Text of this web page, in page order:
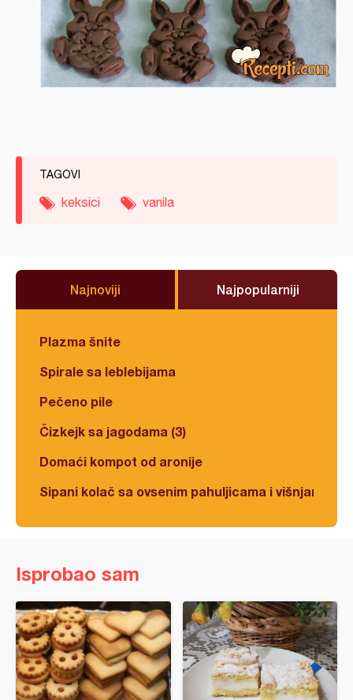
TAGOVI
keksici vanila
Najnoviji Najpopularniji
Plazma šnite
Spirale sa leblebijama
Pečeno pile
Čizkejk sa jagodama (3)
Domaći kompot od aronije
Sipani kolač sa ovsenim pahuljicama i višnjama
Isprobao sam